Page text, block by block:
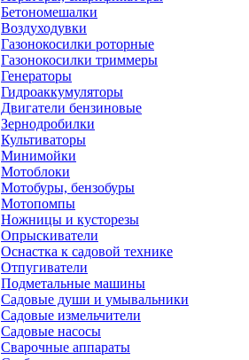
Бетономешалки
Воздуходувки
Газонокосилки роторные
Газонокосилки триммеры
Генераторы
Гидроаккумуляторы
Двигатели бензиновые
Зернодробилки
Культиваторы
Минимойки
Мотоблоки
Мотобуры, бензобуры
Мотопомпы
Ножницы и кусторезы
Опрыскиватели
Оснастка к садовой технике
Отпугиватели
Подметальные машины
Садовые души и умывальники
Садовые измельчители
Садовые насосы
Сварочные аппараты